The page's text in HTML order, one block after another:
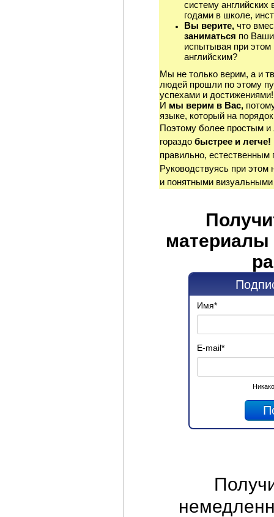
систему
годами в школе,
Вы верите, что
заниматься по
испытывая при этом
английским?
Мы не только верим, а и
людей прошли по этому
успехами и достижениями!
И мы верим в Вас,
языке, который на
Поэтому более простым
гораздо быстрее и легче!
правильно, естественным
Руководствуясь при
и понятными
материалы
Имя*
E-mail*